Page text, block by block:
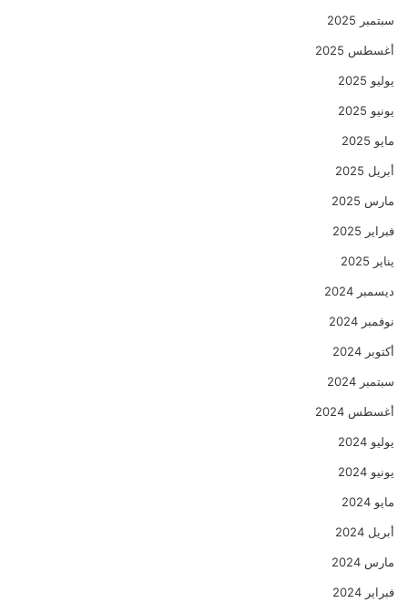
سبتمبر 2025
أغسطس 2025
يوليو 2025
يونيو 2025
مايو 2025
أبريل 2025
مارس 2025
فبراير 2025
يناير 2025
ديسمبر 2024
نوفمبر 2024
أكتوبر 2024
سبتمبر 2024
أغسطس 2024
يوليو 2024
يونيو 2024
مايو 2024
أبريل 2024
مارس 2024
فبراير 2024